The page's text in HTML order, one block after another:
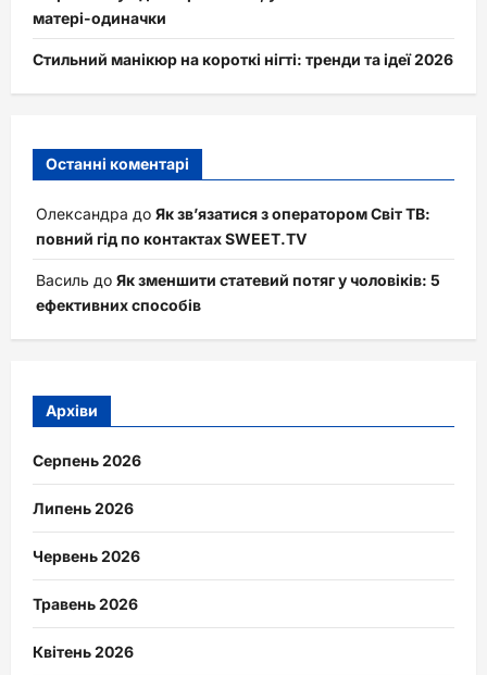
матері-одиначки
Стильний манікюр на короткі нігті: тренди та ідеї 2026
Останні коментарі
Олександра до Як зв’язатися з оператором Світ ТВ:
повний гід по контактах SWEET.TV
Василь до Як зменшити статевий потяг у чоловіків: 5
ефективних способів
Архіви
Серпень 2026
Липень 2026
Червень 2026
Травень 2026
Квітень 2026